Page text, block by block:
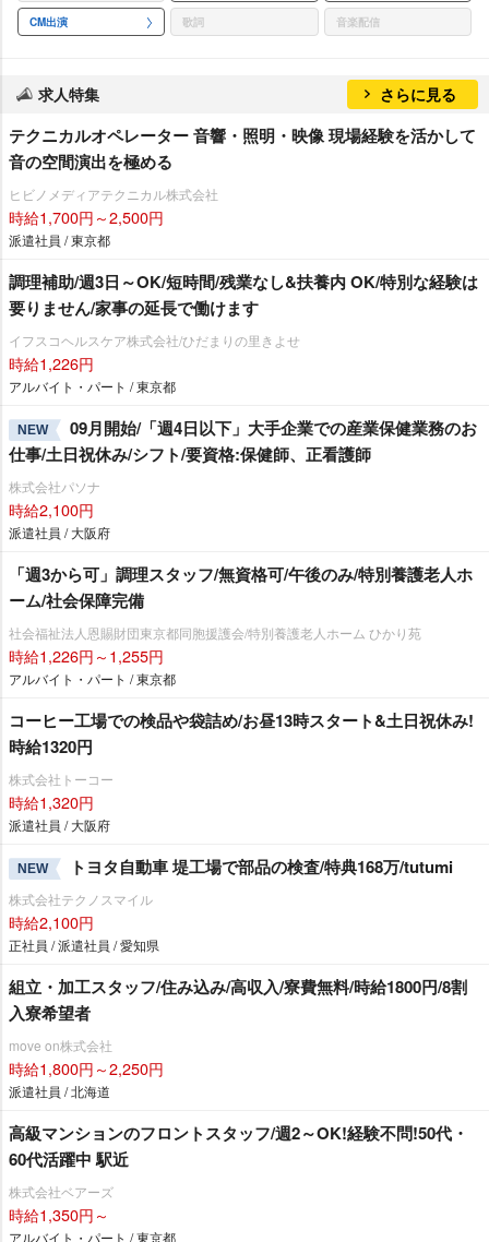
CM出演 歌詞 音楽配信
求人特集 さらに見る
テクニカルオペレーター 音響・照明・映像 現場経験を活かして
音の空間演出を極める
ヒビノメディアテクニカル株式会社
時給1,700円～2,500円
派遣社員 / 東京都
調理補助/週3日～OK/短時間/残業なし&扶養内 OK/特別な経験は
要りません/家事の延長で働けます
イフスコヘルスケア株式会社/ひだまりの里きよせ
時給1,226円
アルバイト・パート / 東京都
NEW
09月開始/「週4日以下」大手企業での産業保健業務のお
仕事/土日祝休み/シフト/要資格:保健師、正看護師
株式会社パソナ
時給2,100円
派遣社員 / 大阪府
「週3から可」調理スタッフ/無資格可/午後のみ/特別養護老人ホ
ーム/社会保障完備
社会福祉法人恩賜財団東京都同胞援護会/特別養護老人ホーム ひかり苑
時給1,226円～1,255円
アルバイト・パート / 東京都
コーヒー工場での検品や袋詰め/お昼13時スタート&土日祝休み!
時給1320円
株式会社トーコー
時給1,320円
派遣社員 / 大阪府
NEW トヨタ自動車 堤工場で部品の検査/特典168万/tutumi
株式会社テクノスマイル
時給2,100円
正社員 / 派遣社員 / 愛知県
組立・加工スタッフ/住み込み/高収入/寮費無料/時給1800円/8割
入寮希望者
move on株式会社
時給1,800円～2,250円
派遣社員 / 北海道
高級マンションのフロントスタッフ/週2～OK!経験不問!50代・
60代活躍中 駅近
株式会社ベアーズ
時給1,350円～
アルバイト・パート / 東京都